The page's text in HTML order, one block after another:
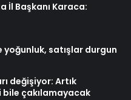
İl Başkanı Karaca:
yoğunluk, satışlar durgun
değişiyor: Artık
çakılamayacak